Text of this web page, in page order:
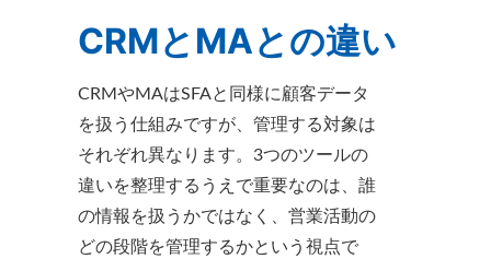
CRMとMAとの違い
CRMやMAはSFAと同様に顧客データ
を扱う仕組みですが、管理する対象は
それぞれ異なります。3つのツールの
違いを整理するうえで重要なのは、誰
の情報を扱うかではなく、営業活動の
どの段階を管理するかという視点で